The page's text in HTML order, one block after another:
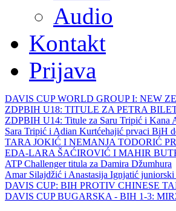
Audio
Kontakt
Prijava
DAVIS CUP WORLD GROUP I: NEW
ZDPBIH U18: TITULE ZA PETRA
ZDPBIH U14: Titule za Saru Tripić i Kana
Sara Tripić i Adian Kurtćehajić prvaci BiH
TARA JOKIĆ I NEMANJA TODORIĆ
EDA-LARA ŠAĆIROVIĆ I MAHIR
ATP Challenger titula za Damira Džumhura
Amar Silajdžić i Anastasija Ignjatić
DAVIS CUP: BIH PROTIV CHINESE
DAVIS CUP BUGARSKA - BIH 1-3: